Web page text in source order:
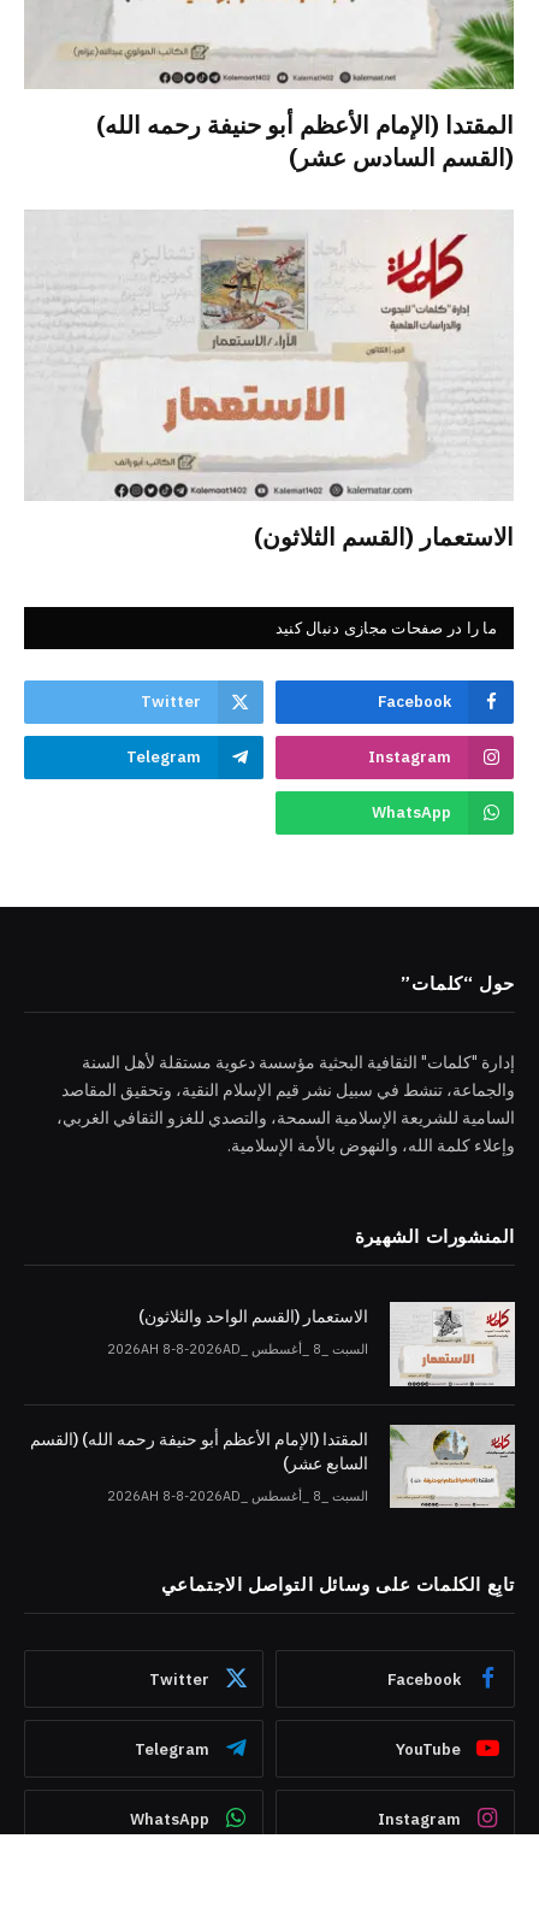
المقتدا (الإمام الأعظم أبو حنيفة رحمه الله)
(القسم السادس عشر)
الاستعمار (القسم الثلاثون)
ما را در صفحات مجازی دنبال کنید
Facebook
Twitter
Instagram
Telegram
WhatsApp
حول “كلمات”
إدارة "كلمات" الثقافية البحثية مؤسسة دعوية مستقلة لأهل السنة
والجماعة، تنشط في سبيل نشر قيم الإسلام النقية، وتحقيق المقاصد
السامية للشريعة الإسلامية السمحة، والتصدي للغزو الثقافي الغربي،
وإعلاء كلمة الله، والنهوض بالأمة الإسلامية.
المنشورات الشهيرة
الاستعمار (القسم الواحد والثلاثون)
السبت _8 _أغسطس _2026AH 8-8-2026AD
المقتدا (الإمام الأعظم أبو حنيفة رحمه الله) (القسم
السابع عشر)
السبت _8 _أغسطس _2026AH 8-8-2026AD
تابِع الكلمات على وسائل التواصل الاجتماعي
Facebook
Twitter
YouTube
Telegram
Instagram
WhatsApp